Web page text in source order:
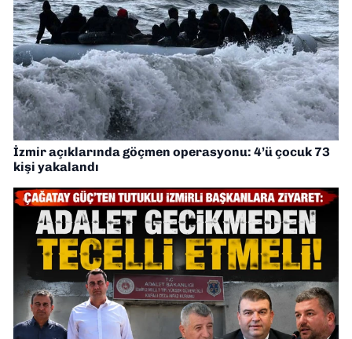
İzmir açıklarında göçmen operasyonu: 4’ü çocuk 73
kişi yakalandı